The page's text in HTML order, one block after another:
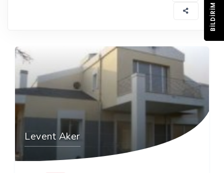
Levent Aker
BILDIRIM